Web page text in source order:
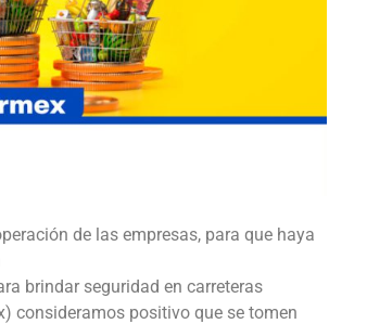
de las empresas, para que haya
brindar seguridad en carreteras
consideramos positivo que se tomen